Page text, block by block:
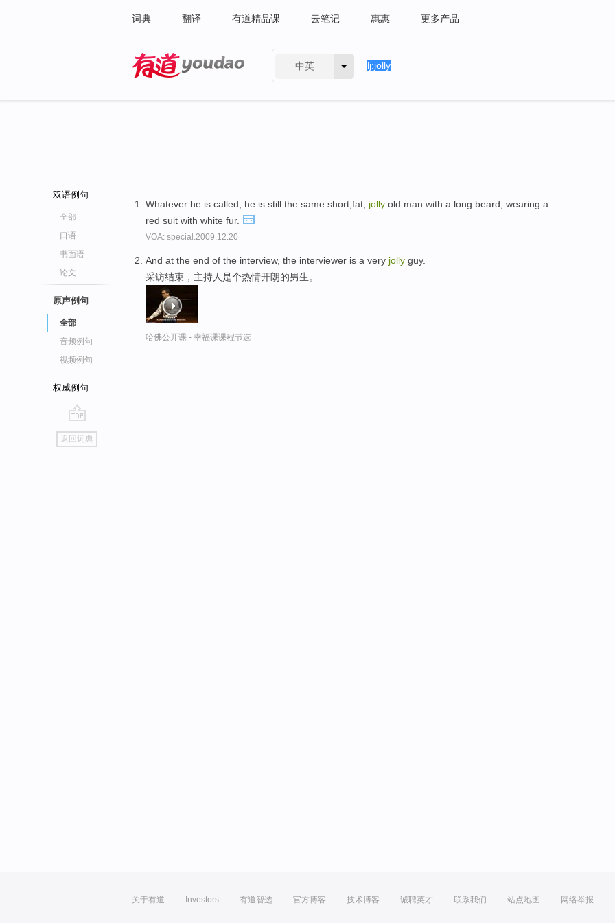
词典 翻译 有道精品课 云笔记 惠惠 更多产品
中英
双语例句
全部
口语
书面语
论文
原声例句
全部
音频例句
视频例句
权威例句
go
top
返回词典
Whatever he is called, he is still the same short,fat, jolly old man with a long beard, wearing a
red suit with white fur.
VOA: special.2009.12.20
And at the end of the interview, the interviewer is a very jolly guy.
采访结束，主持人是个热情开朗的男生。
哈佛公开课 - 幸福课课程节选
关于有道 Investors 有道智选 官方博客 技术博客 诚聘英才 联系我们 站点地图 网络举报